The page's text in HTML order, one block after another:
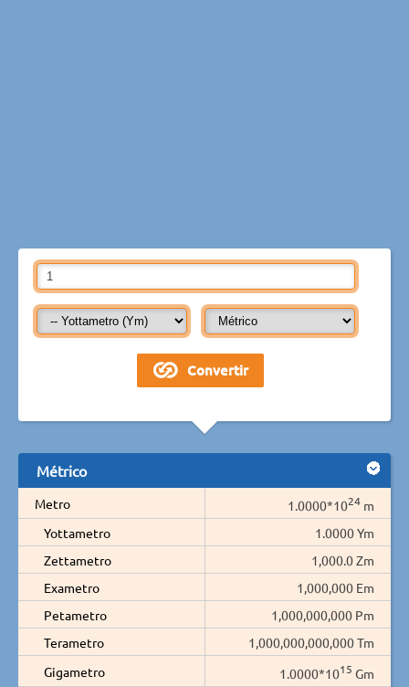
Métrico
Metro 1.0000*1024 m
Yottametro
1.0000 Ym
Zettametro
1,000.0 Zm
Exametro
1,000,000 Em
Petametro
1,000,000,000 Pm
Terametro
1,000,000,000,000 Tm
Gigametro
1.0000*1015 Gm